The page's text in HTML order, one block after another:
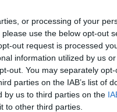
or processing of your
use the below opt-out
out request is processed
information utilized by us
out. You may separately
parties on the IAB’s list of
by us to third parties on the
to other third parties.
Altlasten,
bereits
er
rifft
Die
as
ür
ss
as
et.